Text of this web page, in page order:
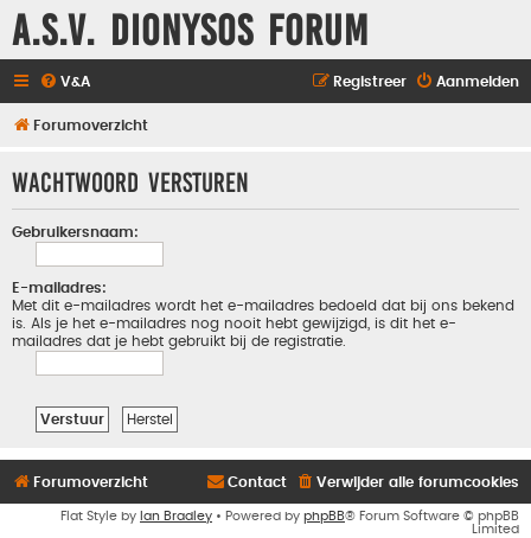
A.S.V. Dionysos Forum
V&A Aanmelden
Registreer
Forumoverzicht
Wachtwoord versturen
Gebruikersnaam:
E-mailadres:
Met dit e-mailadres wordt het e-mailadres bedoeld dat bij ons bekend
is. Als je het e-mailadres nog nooit hebt gewijzigd, is dit het e-
mailadres dat je hebt gebruikt bij de registratie.
Forumoverzicht Verwijder alle forumcookies
Contact
Flat Style by Ian Bradley • Powered by phpBB® Forum Software © phpBB
Limited